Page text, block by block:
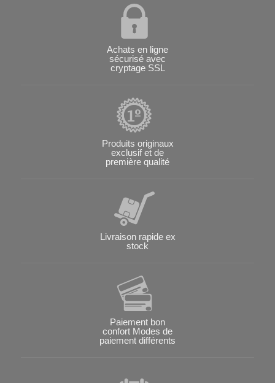
Achats en ligne
sécurisé avec
cryptage SSL
Produits originaux
exclusif et de
première qualité
Livraison rapide ex
stock
Paiement bon
confort Modes de
paiement différents